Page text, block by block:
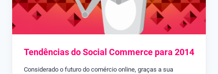
Tendências do Social Commerce para 2014
Considerado o futuro do comércio online, graças a sua